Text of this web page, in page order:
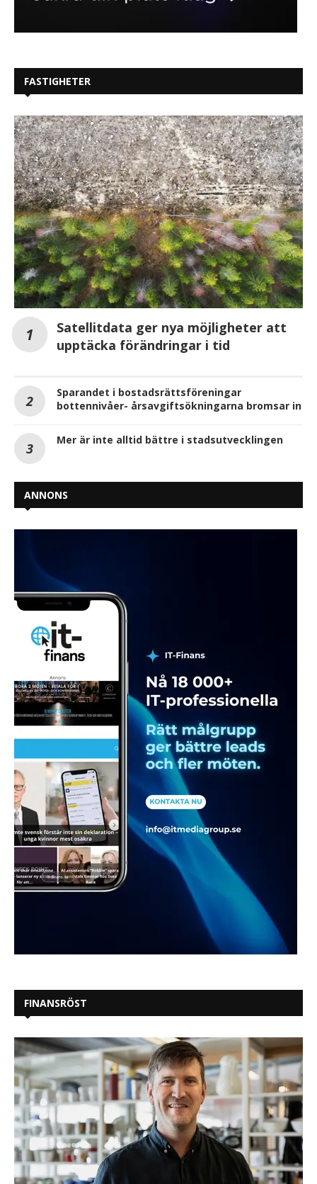
FASTIGHETER
Satellitdata ger nya möjligheter att
upptäcka förändringar i tid
Sparandet i bostadsrättsföreningar
bottennivåer- årsavgiftsökningarna bromsar in
Mer är inte alltid bättre i stadsutvecklingen
ANNONS
FINANSRÖST